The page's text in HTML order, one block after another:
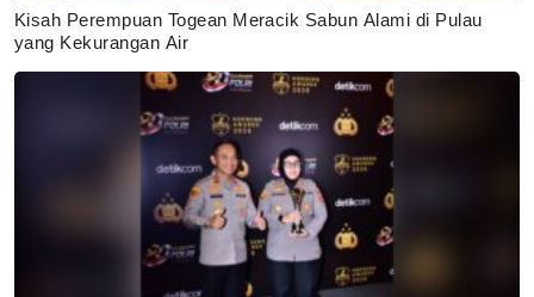
Kisah Perempuan Togean Meracik Sabun Alami di Pulau
yang Kekurangan Air